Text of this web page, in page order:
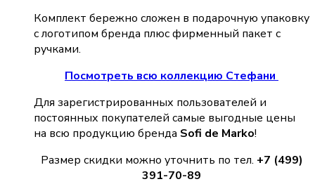
Комплект бережно сложен в подарочную упаковку
с логотипом бренда плюс фирменный пакет с
ручками.
Посмотреть всю коллекцию Стефани
Для зарегистрированных пользователей и
постоянных покупателей самые выгодные цены
на всю продукцию бренда Sofi de Marko!
Размер скидки можно уточнить по тел. +7 (499)
391-70-89